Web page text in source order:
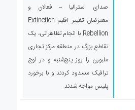
صدای استرالیا – فعالان و
معترضان تغییر اقلیم Extinction
Rebellion با انجام تظاهراتی، یک
تقاطع بزرگ در منطقه مرکز تجاری
ملبورن را روز پنج‌شنبه و در اوج
ترافیک مسدود کردند و با برخورد
پلیس مواجه شدند.